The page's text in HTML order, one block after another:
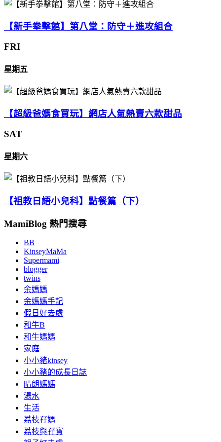
【新手拳擊館】第八堂：防守＋進攻組合
FRI
星期五
【超級爸媽食買玩】網店人氣熱賣六款甜品
SAT
星期六
【祖教日語小兒科】點餐篇（下）
MamiBlog 熱門搜尋
BB
KinseyMaMa
Supermami
blogger
twins
余媽媽
余媽媽手記
假日好去處
和牛B
和牛媽媽
家庭
小小豬kinsey
小小豬的成長日誌
晴朗媽媽
湯水
生活
荔枝孖媽
荔枝與孖寶